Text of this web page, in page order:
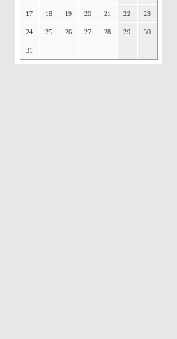
17 18 19 20 21 22 23
24 25 26 27 28 29 30
31